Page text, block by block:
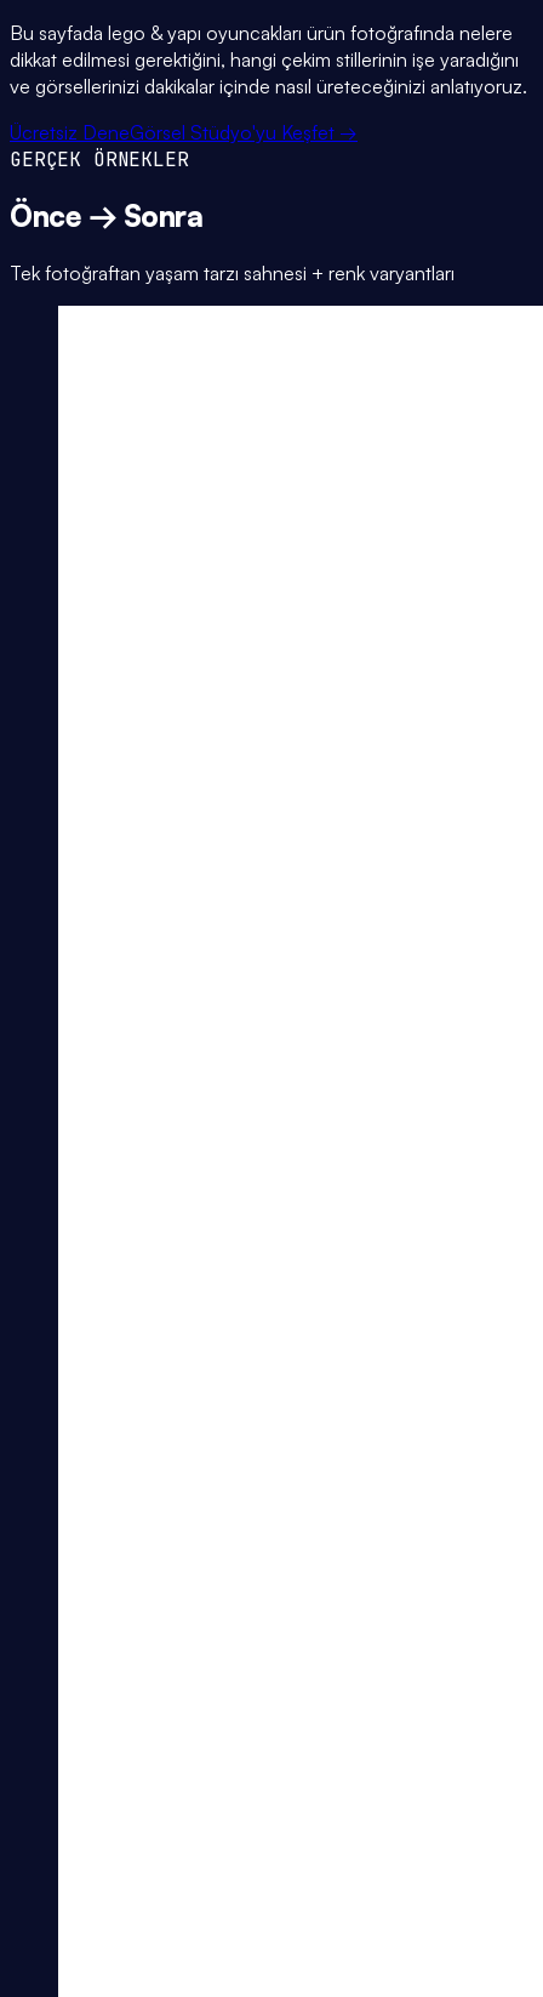
Bu sayfada lego & yapı oyuncakları ürün fotoğrafında nelere
dikkat edilmesi gerektiğini, hangi çekim stillerinin işe yaradığını
ve görsellerinizi dakikalar içinde nasıl üreteceğinizi anlatıyoruz.
Ücretsiz DeneGörsel Stüdyo'yu Keşfet →
GERÇEK ÖRNEKLER
Önce → Sonra
Tek fotoğraftan yaşam tarzı sahnesi + renk varyantları